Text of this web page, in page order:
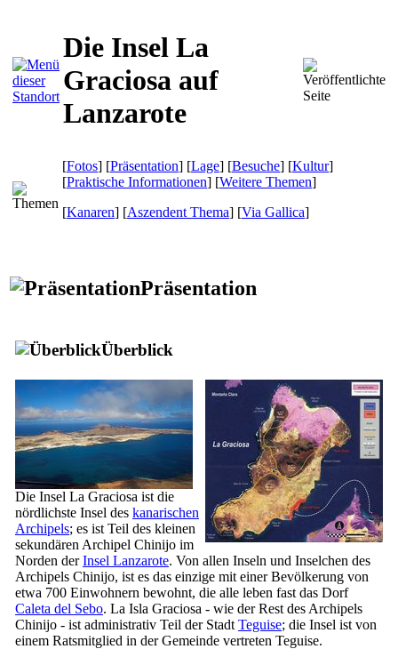
Die Insel La
Graciosa auf
Lanzarote
[Fotos] [Präsentation] [Lage] [Besuche] [Kultur]
[Praktische Informationen] [Weitere Themen]
[Kanaren] [Aszendent Thema] [Via Gallica]
Präsentation
Überblick
Die Insel La Graciosa ist die
nördlichste Insel des kanarischen
Archipels; es ist Teil des kleinen
sekundären Archipel Chinijo im
Norden derInsel Lanzarote. Von allen Inseln und Inselchen des
Archipels Chinijo, ist es das einzige mit einer Bevölkerung von
etwa 700 Einwohnern bewohnt, die alle leben fast das Dorf
Caleta del Sebo. La Isla Graciosa - wie der Rest des Archipels
Chinijo - ist administrativ Teil der Stadt Teguise; die Insel ist von
einem Ratsmitglied in der Gemeinde vertreten Teguise.